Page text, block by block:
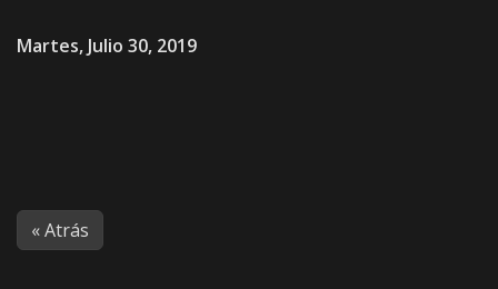
Martes, Julio 30, 2019
« Atrás